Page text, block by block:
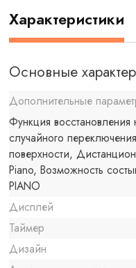
Характеристики
Основные
Дополнительные
Функция восстановления
случайного
поверхности,
Piano, Возможность
PIANO
Дисплей
Таймер
Дизайн